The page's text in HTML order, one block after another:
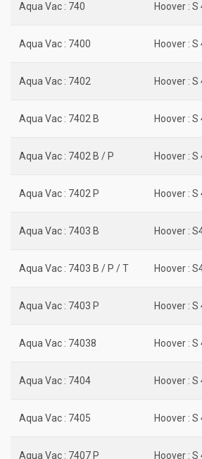
Aqua Vac : 740 Hoover : S
Aqua Vac : 7400 Hoover : S
Aqua Vac : 7402 Hoover : S
Aqua Vac : 7402 B Hoover : S
Aqua Vac : 7402 B / P Hoover : S
Aqua Vac : 7402 P Hoover : S
Aqua Vac : 7403 B Hoover :
Aqua Vac : 7403 B / P / T Hoover :
Aqua Vac : 7403 P Hoover :
Aqua Vac : 74038 Hoover :
Aqua Vac : 7404 Hoover :
Aqua Vac : 7405 Hoover :
Aqua Vac : 7407 P Hoover :